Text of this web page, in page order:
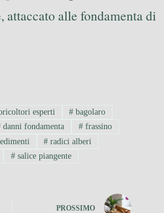
attaccato alle fondamenta di
esperti # bagolaro
danni fondamenta # frassino
# radici alberi
#salice piangente
PROSSIMO